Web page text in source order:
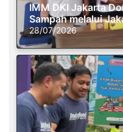
IMM DKI Jakarta
Sampah melalui
28/07/2026